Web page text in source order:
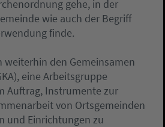
gehe, in der
wie auch der Begriff
finde.
weiterhin den Gemeinsamen
eine Arbeitsgruppe
Auftrag, Instrumente zur
von Ortsgemeinden
und Einrichtungen zu